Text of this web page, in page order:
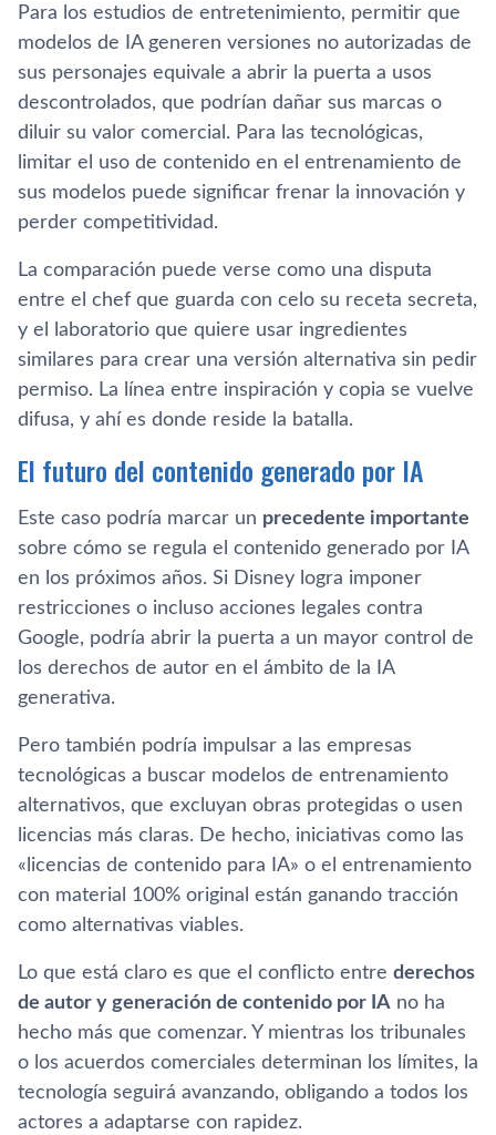
Para los estudios de entretenimiento, permitir que
modelos de IA generen versiones no autorizadas de
sus personajes equivale a abrir la puerta a usos
descontrolados, que podrían dañar sus marcas o
diluir su valor comercial. Para las tecnológicas,
limitar el uso de contenido en el entrenamiento de
sus modelos puede significar frenar la innovación y
perder competitividad.
La comparación puede verse como una disputa
entre el chef que guarda con celo su receta secreta,
y el laboratorio que quiere usar ingredientes
similares para crear una versión alternativa sin pedir
permiso. La línea entre inspiración y copia se vuelve
difusa, y ahí es donde reside la batalla.
El futuro del contenido generado por IA
Este caso podría marcar un precedente importante
sobre cómo se regula el contenido generado por IA
en los próximos años. Si Disney logra imponer
restricciones o incluso acciones legales contra
Google, podría abrir la puerta a un mayor control de
los derechos de autor en el ámbito de la IA
generativa.
Pero también podría impulsar a las empresas
tecnológicas a buscar modelos de entrenamiento
alternativos, que excluyan obras protegidas o usen
licencias más claras. De hecho, iniciativas como las
«licencias de contenido para IA» o el entrenamiento
con material 100% original están ganando tracción
como alternativas viables.
Lo que está claro es que el conflicto entre derechos
de autor y generación de contenido por IA no ha
hecho más que comenzar. Y mientras los tribunales
o los acuerdos comerciales determinan los límites, la
tecnología seguirá avanzando, obligando a todos los
actores a adaptarse con rapidez.